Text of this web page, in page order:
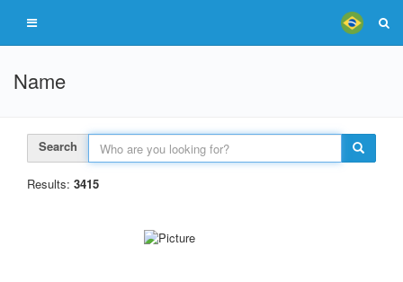
Name
Search
Results: 3415